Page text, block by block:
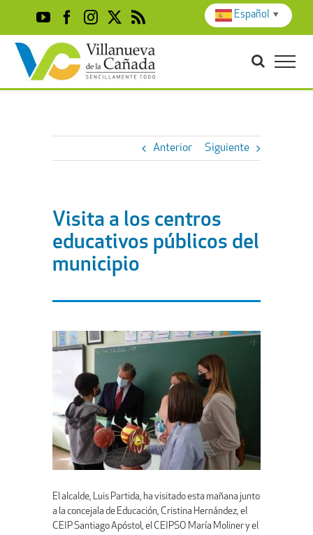
content
YouTubeFacebook
Instagram
X Rss
Anterior Siguiente
Visita a los centros
educativos públicos del
municipio
El alcalde, Luis Partida, ha visitado esta mañana junto
a la concejala de Educación, Cristina Hernández, el
CEIP Santiago Apóstol, el CEIPSO María Moliner y el
Español ▼